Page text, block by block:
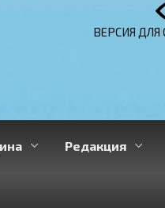
ВЕРСИЯ
Редакция